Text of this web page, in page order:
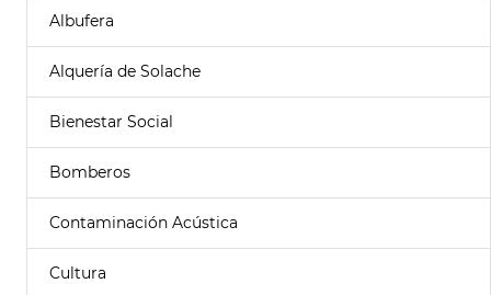
Albufera
Alquería de Solache
Bienestar Social
Bomberos
Contaminación Acústica
Cultura